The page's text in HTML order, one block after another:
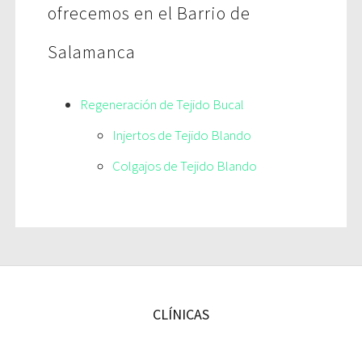
ofrecemos en el Barrio de
Salamanca
Regeneración de Tejido Bucal
Injertos de Tejido Blando
Colgajos de Tejido Blando
CLÍNICAS